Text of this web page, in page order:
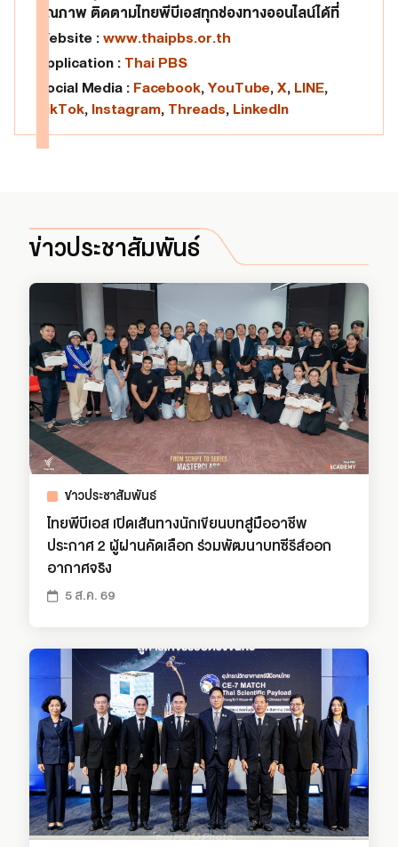
คุณภาพ ติดตามไทยพีบีเอสทุกช่องทางออนไลน์ได้ที่
Website : www.thaipbs.or.th
Application : Thai PBS
Social Media : Facebook, YouTube, X, LINE,
TikTok, Instagram, Threads, LinkedIn
ข่าวประชาสัมพันธ์
ข่าวประชาสัมพันธ์
ไทยพีบีเอส เปิดเส้นทางนักเขียนบทสู่มืออาชีพ
ประกาศ 2 ผู้ผ่านคัดเลือก ร่วมพัฒนาบทซีรีส์ออก
อากาศจริง
5 ส.ค. 69